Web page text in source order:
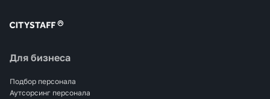
Для бизнеса
Подбор персонала
Аутсорсинг персонала